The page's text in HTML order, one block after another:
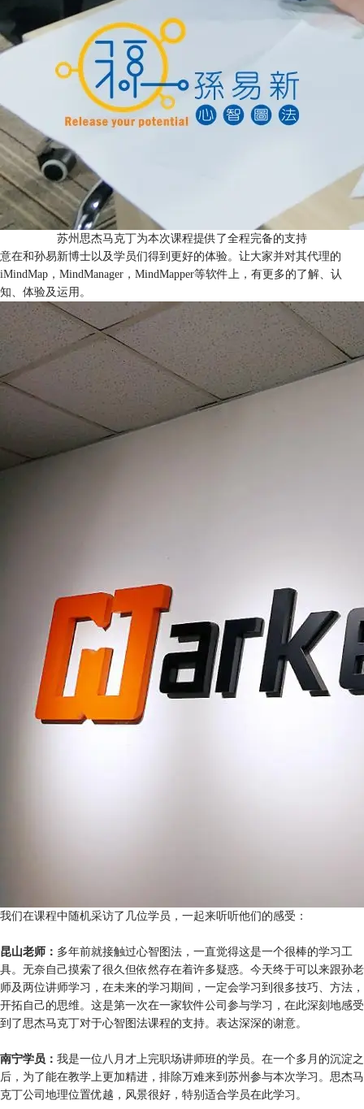
苏州思杰马克丁为本次课程提供了全程完备的支持
意在和孙易新博士以及学员们得到更好的体验。让大家并对其代理的
iMindMap，MindManager，MindMapper等软件上，有更多的了解、认
知、体验及运用。
我们在课程中随机采访了几位学员，一起来听听他们的感受：
昆山老师： 多年前就接触过心智图法，一直觉得这是一个很棒的学习工
具。无奈自己摸索了很久但依然存在着许多疑惑。今天终于可以来跟孙老
师及两位讲师学习，在未来的学习期间，一定会学习到很多技巧、方法，
开拓自己的思维。这是第一次在一家软件公司参与学习，在此深刻地感受
到了思杰马克丁对于心智图法课程的支持。表达深深的谢意。
南宁学员： 我是一位八月才上完职场讲师班的学员。在一个多月的沉淀之
后，为了能在教学上更加精进，排除万难来到苏州参与本次学习。思杰马
克丁公司地理位置优越，风景很好，特别适合学员在此学习。